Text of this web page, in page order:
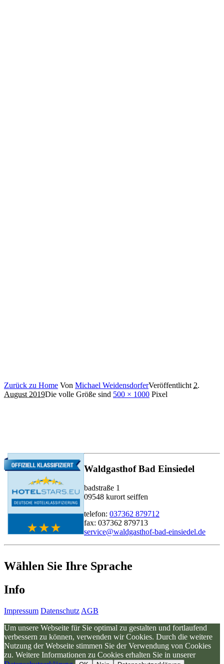
Zurück zu Home Von Michael WeidensdorferVeröffentlicht 2.
August 2019Die volle Größe sind 500 × 1000 Pixel
Waldgasthof Bad Einsiedel
badstraße 1
09548 kurort seiffen
telefon: 037362 879712
fax: 037362 879713
service@waldgasthof-bad-einsiedel.de
Wählen Sie Ihre Sprache
Info
Impressum Datenschutz AGB
Um unsere Webseite für Sie optimal zu gestalten und fortlaufend
verbessern zu können, verwenden wir Cookies. Durch die weitere
Nutzung der Webseite stimmen Sie der Verwendung von Cookies
zu. Weitere Informationen zu Cookies erhalten Sie in unserer